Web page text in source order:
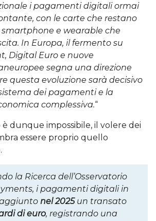
i pagamenti digitali ormai
con le carte che restano
e wearable che
In Europa, il fermento su
Digital Euro e nuove
segna una direzione
questa evoluzione sarà decisivo
dei pagamenti e la
complessiva.“
dunque impossibile, il volere dei
essere proprio quello
la Ricerca dell’Osservatorio
i pagamenti digitali in
nel 2025un transato
di euro, registrando una